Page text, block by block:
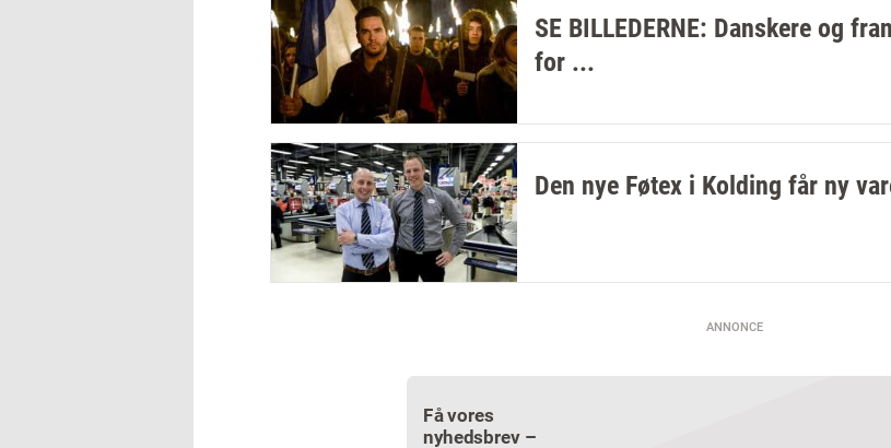
SE BILLEDERNE: Danskere og
for ...
Den nye Føtex i Kolding får ny
ANNONCE
Få vores
nyhedsbrev –